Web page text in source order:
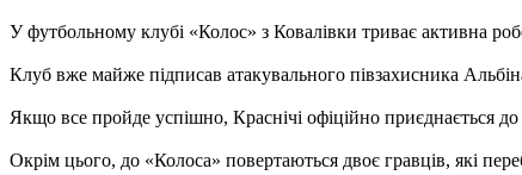
У футбольному клубі «Колос» з Ковалівки триває активна
Клуб вже майже підписав атакувального півзахисника
Якщо все пройде успішно, Краснічі офіційно приєднається
Окрім цього, до «Колоса» повертаються двоє гравців, які